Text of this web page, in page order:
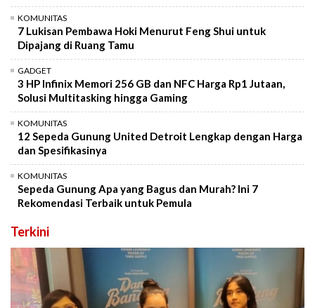
KOMUNITAS
7 Lukisan Pembawa Hoki Menurut Feng Shui untuk
Dipajang di Ruang Tamu
GADGET
3 HP Infinix Memori 256 GB dan NFC Harga Rp1 Jutaan,
Solusi Multitasking hingga Gaming
KOMUNITAS
12 Sepeda Gunung United Detroit Lengkap dengan Harga
dan Spesifikasinya
KOMUNITAS
Sepeda Gunung Apa yang Bagus dan Murah? Ini 7
Rekomendasi Terbaik untuk Pemula
Terkini